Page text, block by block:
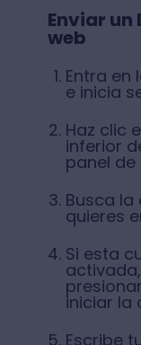
Enviar un
web
Entra en
e inicia
Haz clic
inferior
panel de
Busca
quieres
Si esta
iniciar la
Escribe